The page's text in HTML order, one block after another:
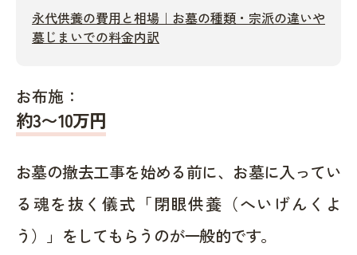
永代供養の費用と相場｜お墓の種類・宗派の違いや
墓じまいでの料金内訳
お布施：
約3〜10万円
お墓の撤去工事を始める前に、お墓に入ってい
る魂を抜く儀式「閉眼供養（へいげんくよ
う）」をしてもらうのが一般的です。